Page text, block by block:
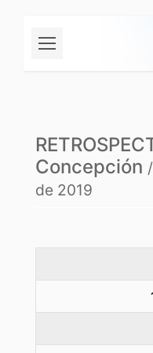
Concepción
de 2019